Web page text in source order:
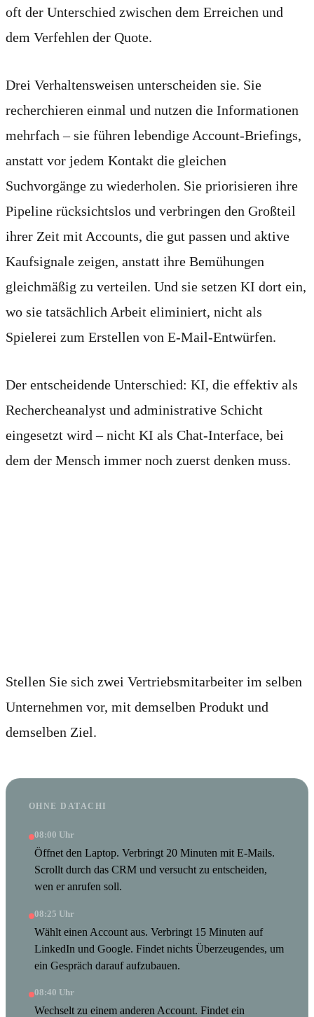
oft der Unterschied zwischen dem Erreichen und
dem Verfehlen der Quote.
Drei Verhaltensweisen unterscheiden sie. Sie
recherchieren einmal und nutzen die Informationen
mehrfach – sie führen lebendige Account-Briefings,
anstatt vor jedem Kontakt die gleichen
Suchvorgänge zu wiederholen. Sie priorisieren ihre
Pipeline rücksichtslos und verbringen den Großteil
ihrer Zeit mit Accounts, die gut passen und aktive
Kaufsignale zeigen, anstatt ihre Bemühungen
gleichmäßig zu verteilen. Und sie setzen KI dort ein,
wo sie tatsächlich Arbeit eliminiert, nicht als
Spielerei zum Erstellen von E-Mail-Entwürfen.
Der entscheidende Unterschied: KI, die effektiv als
Rechercheanalyst und administrative Schicht
eingesetzt wird – nicht KI als Chat-Interface, bei
dem der Mensch immer noch zuerst denken muss.
Stellen Sie sich zwei Vertriebsmitarbeiter im selben
Unternehmen vor, mit demselben Produkt und
demselben Ziel.
OHNE DATACHI
08:00 Uhr
Öffnet den Laptop. Verbringt 20 Minuten mit E-Mails.
Scrollt durch das CRM und versucht zu entscheiden,
wen er anrufen soll.
08:25 Uhr
Wählt einen Account aus. Verbringt 15 Minuten auf
LinkedIn und Google. Findet nichts Überzeugendes, um
ein Gespräch darauf aufzubauen.
08:40 Uhr
Wechselt zu einem anderen Account. Findet ein